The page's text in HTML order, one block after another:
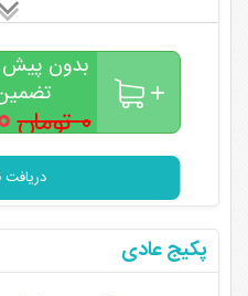
بدون پیش
۰ تومان
پکیج عادی